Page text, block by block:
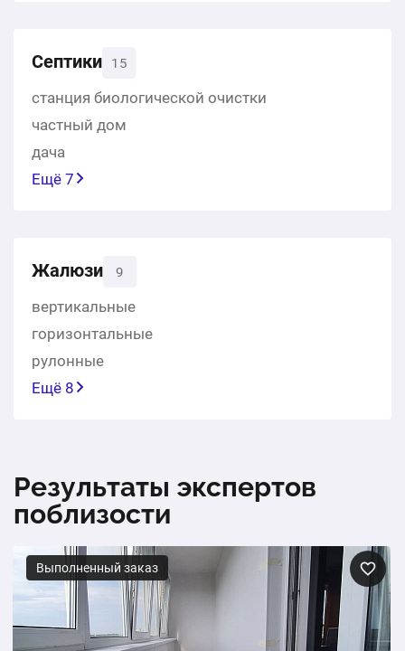
Септики 15
станция биологической очистки
частный дом
дача
Ещё 7
Жалюзи 9
вертикальные
горизонтальные
рулонные
Ещё 8
Результаты экспертов
поблизости
Выполненный заказ